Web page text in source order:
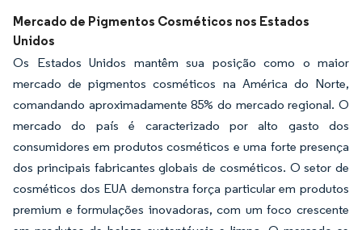
Mercado de Pigmentos Cosméticos nos Estados
Unidos
Os Estados Unidos mantêm sua posição como o maior
mercado de pigmentos cosméticos na América do Norte,
comandando aproximadamente 85% do mercado regional. O
mercado do país é caracterizado por alto gasto dos
consumidores em produtos cosméticos e uma forte presença
dos principais fabricantes globais de cosméticos. O setor de
cosméticos dos EUA demonstra força particular em produtos
premium e formulações inovadoras, com um foco crescente